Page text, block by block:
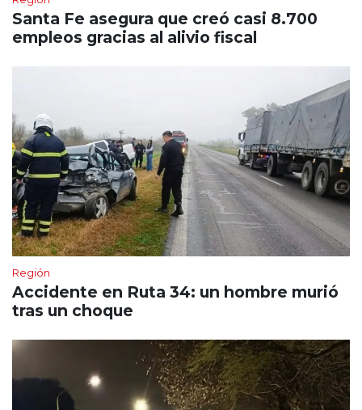
Santa Fe asegura que creó casi 8.700
empleos gracias al alivio fiscal
Región
Accidente en Ruta 34: un hombre murió
tras un choque